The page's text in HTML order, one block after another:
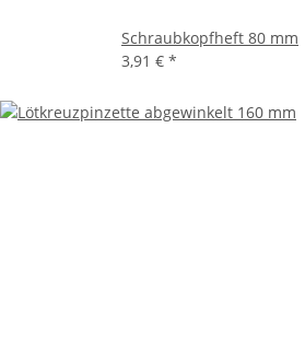
Schraubkopfheft 80 mm
3,91 € *